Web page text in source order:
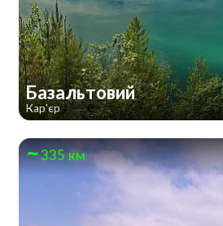
Базальтовий
Кар'єр
335 км